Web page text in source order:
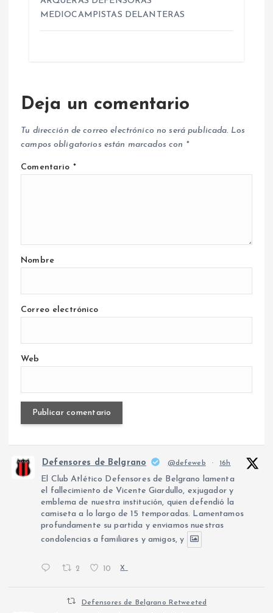
MEDIOCAMPISTAS DELANTERAS
Deja un comentario
Tu dirección de correo electrónico no será publicada. Los
campos obligatorios están marcados con *
Comentario *
Nombre
Correo electrónico
Web
Defensores de Belgrano @defeweb · 16h
El Club Atlético Defensores de Belgrano lamenta
el fallecimiento de Vicente Giardullo, exjugador y
emblema de nuestra institución, quien defendió la
camiseta a lo largo de 15 temporadas. Lamentamos
profundamente su partida y enviamos nuestras
condolencias a familiares y amigos, y
2 10 X
Defensores de Belgrano Retweeted